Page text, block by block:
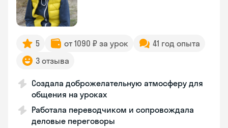
5 от 1090 ₽ за урок
41 год опыта
3 отзыва
Создала доброжелательную атмосферу для
общения на уроках
Работала переводчиком и сопровождала
деловые переговоры